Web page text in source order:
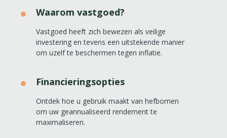
Waarom vastgoed?
Vastgoed heeft zich bewezen als veilige
investering en tevens een uitstekende manier
om uzelf te beschermen tegen inflatie.
Financieringsopties
Ontdek hoe u gebruik maakt van hefbomen
om uw geannualiseerd rendement te
maximaliseren.